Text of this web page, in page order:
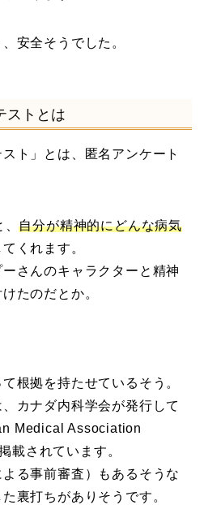
安全そうでした。
ストとは
ト」とは、匿名アンケート
、自分が精神的にどんな病気
てくれます。
さんのキャラクターと精神
たのだとか。
根拠を持たせているそう。
カナダ内科学会が発行して
Medical Association
載されています。
る事前審査）もあるそうな
裏打ちがありそうです。